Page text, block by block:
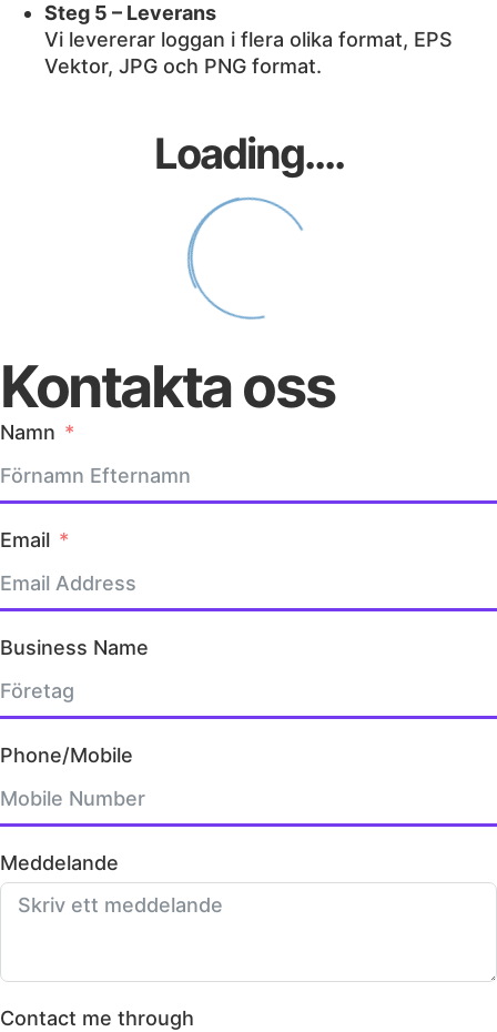
Steg 5 – Leverans
Vi levererar loggan i flera olika format, EPS
Vektor, JPG och PNG format.
Loading....
Kontakta oss
Namn
Email
Business Name
Phone/Mobile
Meddelande
Contact me through